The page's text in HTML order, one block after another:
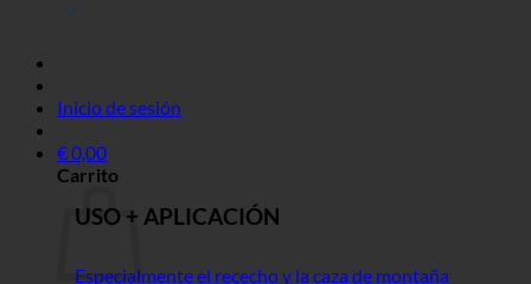
Inicio de sesión
€0,00
Carrito
USO + APLICACIÓN
Especialmente el rececho y la caza de montaña